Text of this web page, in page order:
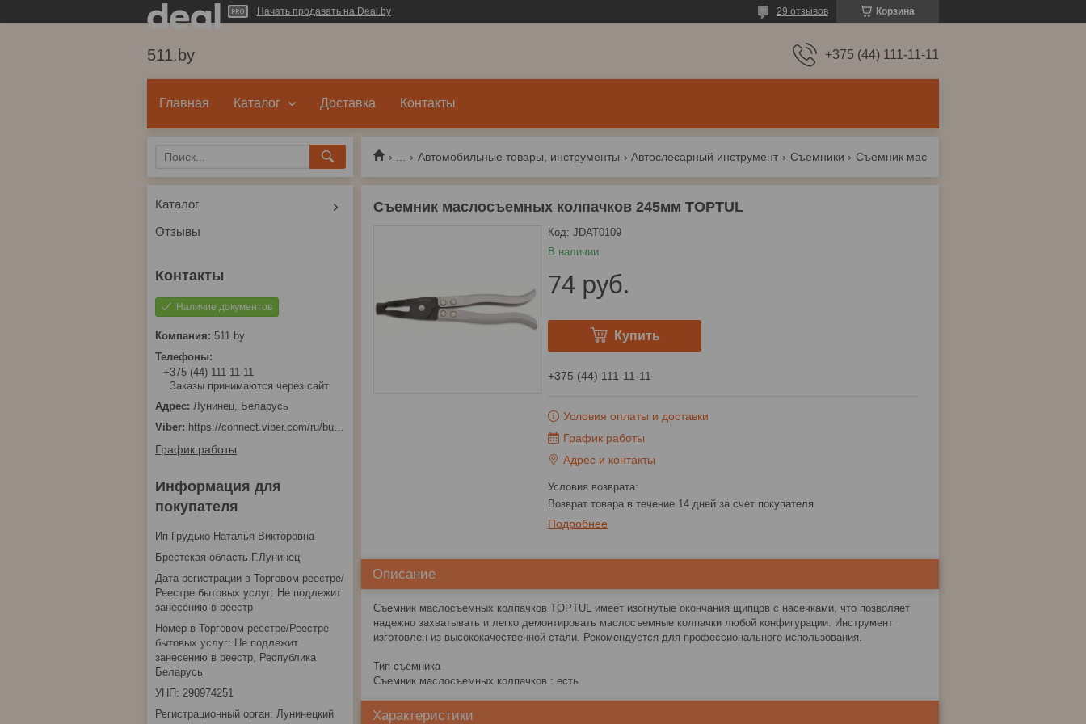
Начать продавать на Deal.by Корзина
29 отзывов
511.by +375 (44) 111-11-11
Главная Каталог Доставка Контакты
Автомобильные товары, инструменты Автослесарный инструмент Съемники
Съемник маслосъемных колпачков 245мм TOPTUL
В наличии
Код: JDAT0109
74 руб.
Купить
+375 (44) 111-11-11
Условия оплаты и доставки
График работы
Адрес и контакты
возврат товара в течение 14 дней за счет покупателя
Подробнее
Описание
Съемник маслосъемных колпачков TOPTUL имеет изогнутые окончания щипцов с насечками, что позволяет
надежно захватывать и легко демонтировать маслосъемные колпачки любой конфигурации. Инструмент
изготовлен из высококачественной стали. Рекомендуется для профессионального использования.
Тип съемника
Съемник маслосъемных колпачков : есть
Характеристики
Каталог
Отзывы
Наличие документов
511.by
+375 (44) 111-11-11
Заказы принимаются через сайт
Лунинец, Беларусь
https://connect.viber.com/ru/business/1d480fbc-bd61-11ef-8513-eab83dfd23fa
График работы
Информация для
покупателя
Ип Грудько Наталья Викторовна
Брестская область Г.Лунинец
Дата регистрации в Торговом реестре/
Реестре бытовых услуг: Не подлежит
занесению в реестр
Номер в Торговом реестре/Реестре
бытовых услуг: Не подлежит
занесению в реестр, Республика
Беларусь
УНП: 290974251
Регистрационный орган: Лунинецкий